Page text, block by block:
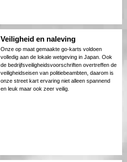
Veiligheid en naleving
Onze op maat gemaakte go-karts voldoen
volledig aan de lokale wetgeving in Japan. Ook
de bedrijfsveiligheidsvoorschriften overtreffen de
veiligheidseisen van politiebeambten, daarom is
onze street kart ervaring niet alleen spannend
en leuk maar ook zeer veilig.